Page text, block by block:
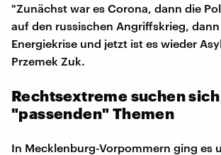
"Zunächst war es Corona, dann die
auf den russischen Angriffskrieg,
Energiekrise und jetzt ist es wieder
Przemek Zuk.
Rechtsextreme suchen
"passenden" Themen
In Mecklenburg-Vorpommern ging es